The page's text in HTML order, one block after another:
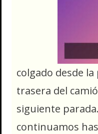
colgado desde
trasera del
siguiente
continuamos